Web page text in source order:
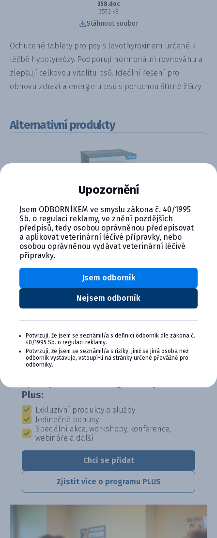
358.doc
357.2 KB
Stáhnout soubor
Ochucené tablety pro psy s levothyroxinem určené k
léčbě hypotyreózy. Podporují hormonální rovnováhu a
zlepšují celkovou vitalitu psů. Ideální řešení pro
obnovu zdraví a energie u psů s poruchou štítné žlázy.
Alternativní produkty
Forthyron Flavoured 200 µg, ta...
Detail produktu
CYMEDICA PLUS: VĚRNOST, KTERÁ
Staňte se členem věrnostního programu
Cymedica Plus a získejte exkluzivní výhody pro
vaši veterinární praxi.
Plus:
Exkluzivní produkty a služby
Jedinečné bonusy
Speciální akce, workshopy, konference,
webináře a další
Chci se přidat
Zjistit více o programu PLUS
Upozornění
Jsem ODBORNÍKEM ve smyslu zákona č. 40/1995
Sb. o regulaci reklamy, ve znění pozdějších
předpisů, tedy osobou oprávněnou předepisovat
a aplikovat veterinární léčivé přípravky, nebo
osobou oprávněnou vydávat veterinární léčivé
přípravky.
Nejsem odborník
Jsem odborník
Potvrzuji, že jsem se seznámil/a s definicí odborník dle zákona č.
40/1995 Sb. o regulaci reklamy.
Potvrzuji, že jsem se seznámil/a s riziky, jimž se jiná osoba než
odborník vystavuje, vstoupí-li na stránky určené převážně pro
odborníky.